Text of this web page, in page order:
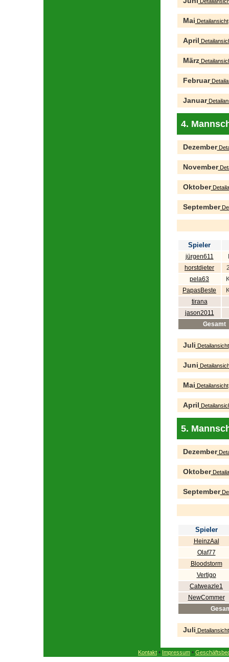
Mai Detailansicht
April
März
Februar
Januar
4.
Dezember
November
Oktober
September
Spieler
jürgen611
horstdieter
pela63
PapasBeste
tirana
jason2011
Gesamt
Juli Detailansicht
Juni
Mai Detailansicht
April
5.
Dezember
Oktober
September
Spieler
HeinzAal
Olaf77
Bloodstorm
Vertigo
Catweazle1
NewCommer
Juli Detailansicht
Kontakt • Impressum •